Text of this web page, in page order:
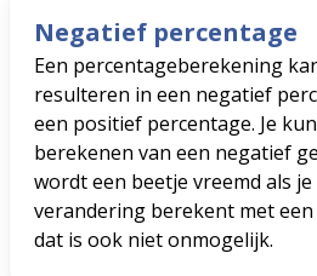
Negatief percentage
Een percentageberekening
resulteren in een negatief
een positief percentage. Je
berekenen van een negatief
wordt een beetje vreemd als
verandering berekent met
dat is ook niet onmogelijk.